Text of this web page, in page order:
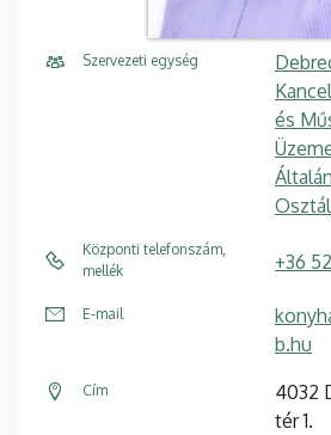
Szervezeti egység
és
Központi telefonszám,
mellék
+36
E-mail
b.hu
Cím
4032
tér 1.